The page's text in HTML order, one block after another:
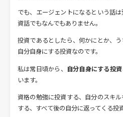
でも、エージェントになるという話
資話でもなんでもありません。
投資であるとしたら、何かにとか、う
自分自身にする投資なのです。
私は常日頃から、 自分自身にする投
います。
資格の勉強に投資する、自分のスキ
する、すべて後の自分に返ってくる投